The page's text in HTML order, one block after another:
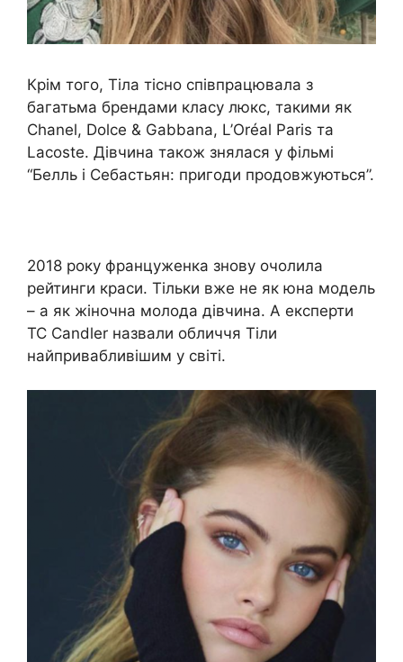
Крім того, Тіла тісно співпрацювала з
багатьма брендами класу люкс, такими як
Chanel, Dolce & Gabbana, L’Oréal Paris та
Lacoste. Дівчина також знялася у фільмі
“Белль і Себастьян: пригоди продовжуються”.
2018 року француженка знову очолила
рейтинги краси. Тільки вже не як юна модель
– а як жіночна молода дівчина. А експерти
TC Candler назвали обличчя Тіли
найпривабливішим у світі.